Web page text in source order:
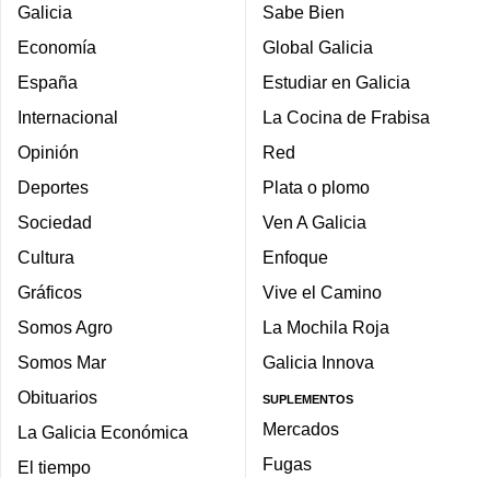
Galicia
Economía
España
Internacional
Opinión
Deportes
Sociedad
Cultura
Gráficos
Somos Agro
Somos Mar
Obituarios
La Galicia Económica
El tiempo
Sabe Bien
Global Galicia
Estudiar en Galicia
La Cocina de Frabisa
Red
Plata o plomo
Ven A Galicia
Enfoque
Vive el Camino
La Mochila Roja
Galicia Innova
SUPLEMENTOS
Mercados
Fugas